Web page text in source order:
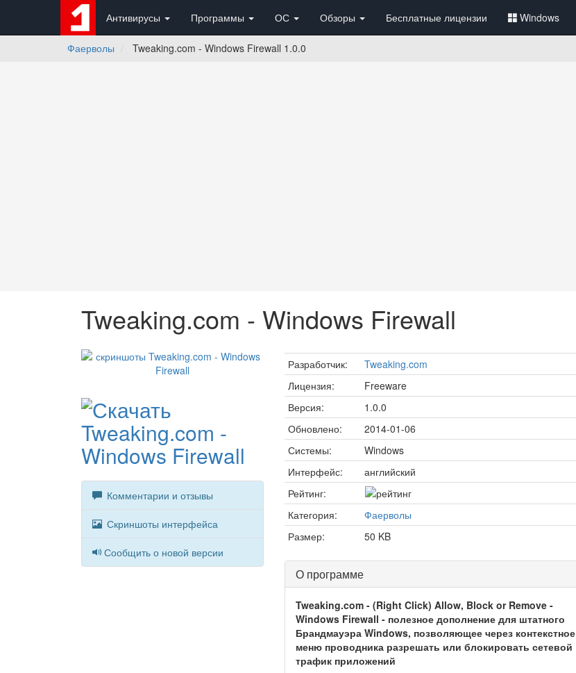
Антивирусы Программы ОС Обзоры Бесплатные лицензии Windows
Фаерволы Tweaking.com - Windows Firewall 1.0.0
Tweaking.com - Windows Firewall
Комментарии и отзывы
Скриншоты интерфейса
Сообщить о новой версии
Разработчик:
Tweaking.com
Лицензия:
Freeware
Версия:
1.0.0
Обновлено:
2014-01-06
Системы:
Windows
Интерфейс:
английский
Рейтинг:
Категория:
Фаерволы
Размер:
50 KB
О программе
Tweaking.com - (Right Click) Allow, Block or Remove -
Windows Firewall - полезное дополнение для штатного
Брандмауэра Windows, позволяющее через контекстное
меню проводника разрешать или блокировать сетевой
трафик приложений